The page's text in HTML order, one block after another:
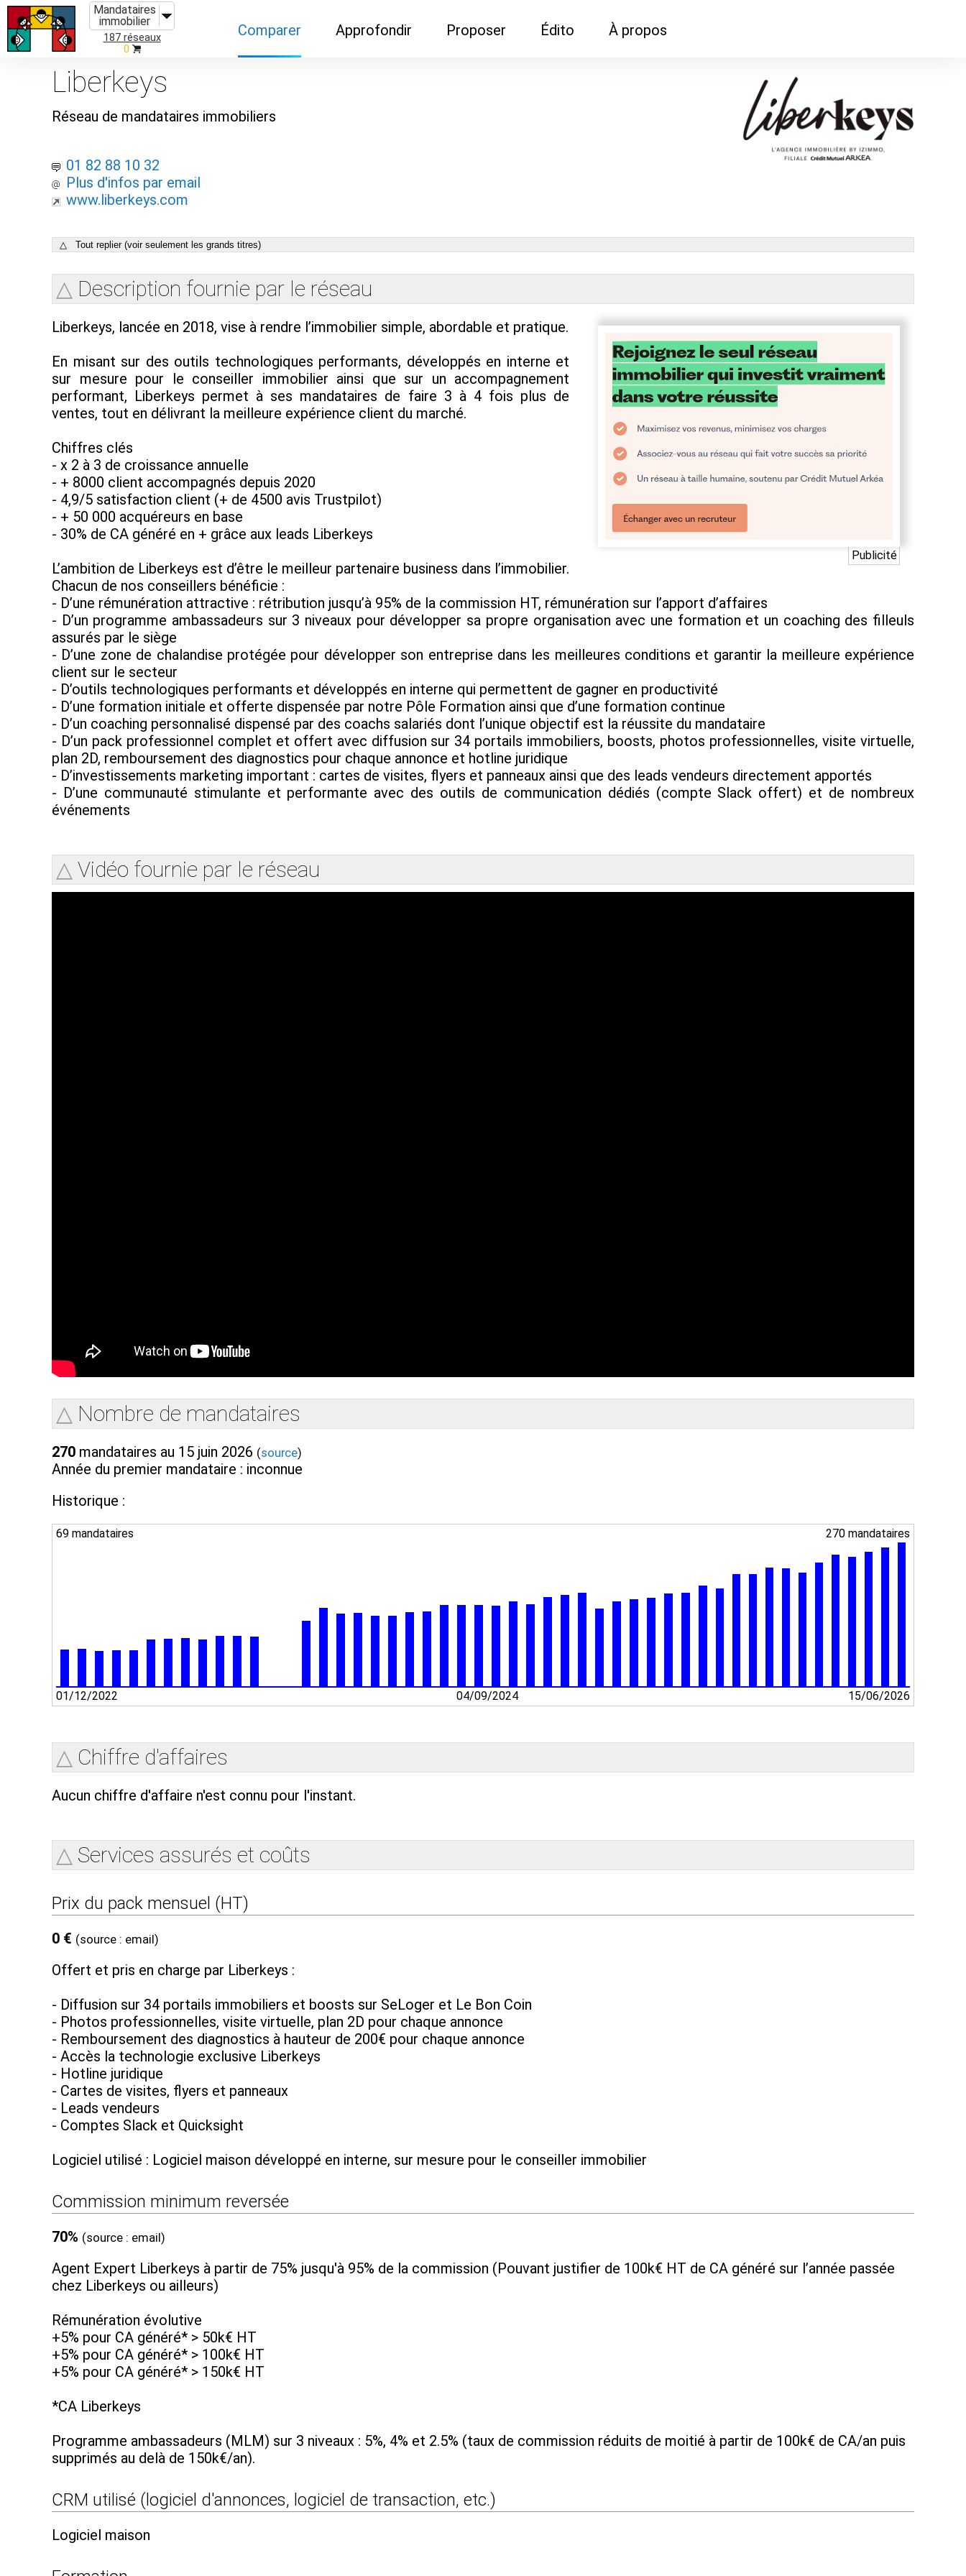
Mandataires
immobilier
187 réseaux
0
Comparer Approfondir Proposer Édito À propos
Liberkeys
Réseau de mandataires immobiliers
01 82 88 10 32
Plus d'infos par email
www.liberkeys.com
△ Tout replier (voir seulement les grands titres)
Description fournie par le réseau
Publicité
Liberkeys, lancée en 2018, vise à rendre l’immobilier simple, abordable et pratique.
En misant sur des outils technologiques performants, développés en interne et
sur mesure pour le conseiller immobilier ainsi que sur un accompagnement
performant, Liberkeys permet à ses mandataires de faire 3 à 4 fois plus de
ventes, tout en délivrant la meilleure expérience client du marché.
Chiffres clés
- x 2 à 3 de croissance annuelle
- + 8000 client accompagnés depuis 2020
- 4,9/5 satisfaction client (+ de 4500 avis Trustpilot)
- + 50 000 acquéreurs en base
- 30% de CA généré en + grâce aux leads Liberkeys
L’ambition de Liberkeys est d’être le meilleur partenaire business dans l’immobilier.
Chacun de nos conseillers bénéficie :
- D’une rémunération attractive : rétribution jusqu’à 95% de la commission HT, rémunération sur l’apport d’affaires
- D’un programme ambassadeurs sur 3 niveaux pour développer sa propre organisation avec une formation et un coaching des filleuls
assurés par le siège
- D’une zone de chalandise protégée pour développer son entreprise dans les meilleures conditions et garantir la meilleure expérience
client sur le secteur
- D’outils technologiques performants et développés en interne qui permettent de gagner en productivité
- D’une formation initiale et offerte dispensée par notre Pôle Formation ainsi que d’une formation continue
- D’un coaching personnalisé dispensé par des coachs salariés dont l’unique objectif est la réussite du mandataire
- D’un pack professionnel complet et offert avec diffusion sur 34 portails immobiliers, boosts, photos professionnelles, visite virtuelle,
plan 2D, remboursement des diagnostics pour chaque annonce et hotline juridique
- D’investissements marketing important : cartes de visites, flyers et panneaux ainsi que des leads vendeurs directement apportés
- D’une communauté stimulante et performante avec des outils de communication dédiés (compte Slack offert) et de nombreux
événements
Vidéo fournie par le réseau
Nombre de mandataires
270 mandataires au 15 juin 2026 (source)
Année du premier mandataire : inconnue
Historique :
69 mandataires 270 mandataires
01/12/2022 04/09/2024 15/06/2026
Chiffre d'affaires
Aucun chiffre d'affaire n'est connu pour l'instant.
Services assurés et coûts
Prix du pack mensuel (HT)
0 € (source : email)
Offert et pris en charge par Liberkeys :
- Diffusion sur 34 portails immobiliers et boosts sur SeLoger et Le Bon Coin
- Photos professionnelles, visite virtuelle, plan 2D pour chaque annonce
- Remboursement des diagnostics à hauteur de 200€ pour chaque annonce
- Accès la technologie exclusive Liberkeys
- Hotline juridique
- Cartes de visites, flyers et panneaux
- Leads vendeurs
- Comptes Slack et Quicksight
Logiciel utilisé : Logiciel maison développé en interne, sur mesure pour le conseiller immobilier
Commission minimum reversée
70% (source : email)
Agent Expert Liberkeys à partir de 75% jusqu'à 95% de la commission (Pouvant justifier de 100k€ HT de CA généré sur l’année passée
chez Liberkeys ou ailleurs)
Rémunération évolutive
+5% pour CA généré* > 50k€ HT
+5% pour CA généré* > 100k€ HT
+5% pour CA généré* > 150k€ HT
*CA Liberkeys
Programme ambassadeurs (MLM) sur 3 niveaux : 5%, 4% et 2.5% (taux de commission réduits de moitié à partir de 100k€ de CA/an puis
supprimés au delà de 150k€/an).
CRM utilisé (logiciel d'annonces, logiciel de transaction, etc.)
Logiciel maison